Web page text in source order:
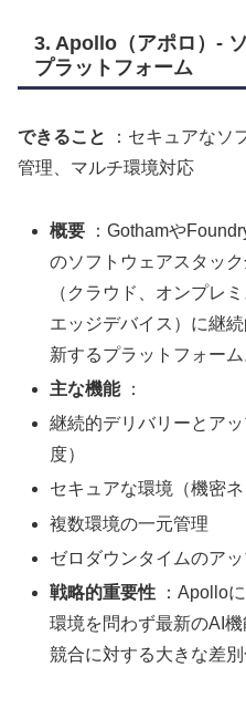
3. Apollo（アポロ）-
プラットフォーム
できること
：セキュアなソ
管理、マルチ環境対応
概要 ：Gothamや
のソフトウェアスタッ
（クラウド、オンプレ
エッジデバイス）に継
新するプラットフォーム
主な機能：
継続的デリバリーとア
度）
セキュアな環境（機密
複数環境の一元管理
ゼロダウンタイムのア
戦略的重要性 ：Apollo
環境を問わず最新のAI
競合に対する大きな差